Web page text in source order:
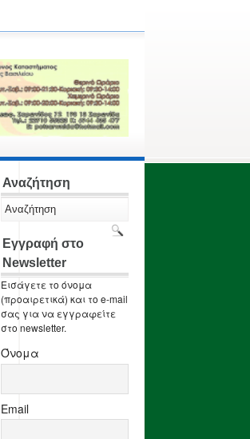
Αναζήτηση
Εγγραφή στο
Newsletter
Εισάγετε το όνομα
(προαιρετικά) και το e-mail
σας για να εγγραφείτε
στο newsletter.
Όνομα
Email